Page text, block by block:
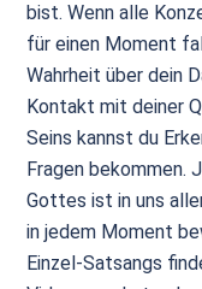
bist. Wenn alle
für einen Moment
Wahrheit über dein
Kontakt mit deiner
Seins kannst du
Fragen bekommen.
Gottes ist in uns
in jedem Moment
Einzel-Satsangs